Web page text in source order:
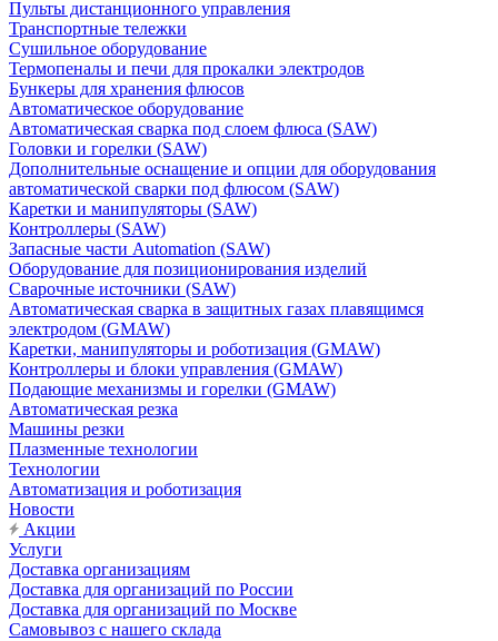
Пульты дистанционного управления
Транспортные тележки
Сушильное оборудование
Термопеналы и печи для прокалки электродов
Бункеры для хранения флюсов
Автоматическое оборудование
Автоматическая сварка под слоем флюса (SAW)
Головки и горелки (SAW)
Дополнительные оснащение и опции для оборудования
автоматической сварки под флюсом (SAW)
Каретки и манипуляторы (SAW)
Контроллеры (SAW)
Запасные части Automation (SAW)
Оборудование для позиционирования изделий
Сварочные источники (SAW)
Автоматическая сварка в защитных газах плавящимся
электродом (GMAW)
Каретки, манипуляторы и роботизация (GMAW)
Контроллеры и блоки управления (GMAW)
Подающие механизмы и горелки (GMAW)
Автоматическая резка
Машины резки
Плазменные технологии
Технологии
Автоматизация и роботизация
Новости
Акции
Услуги
Доставка организациям
Доставка для организаций по России
Доставка для организаций по Москве
Самовывоз с нашего склада